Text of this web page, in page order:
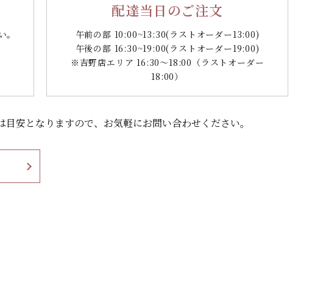
配達当日のご注文
午前の部 10:00~13:30(ラストオーダー13:00)
午後の部 16:30~19:00(ラストオーダー19:00)
※吉野店エリア 16:30～18:00（ラストオーダー
18:00）
安となりますので、 お気軽にお問い合わせください。